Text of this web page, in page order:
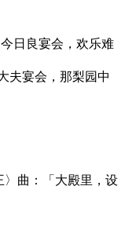
今日良宴会，欢乐难
夫宴会，那梨园中
〉曲：「大殿里，设